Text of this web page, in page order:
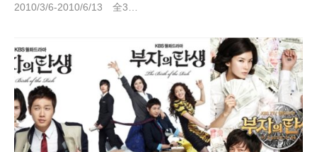
2010/3/6-2010/6/13 全3…